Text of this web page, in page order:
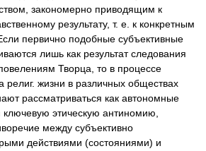
закономерно приводящим к
результату, т. е. к конкретным
первично подобные субъективные
лишь как результат следования
Творца, то в процессе
религ. жизни в различных обществах
рассматриваться как автономные
этическую антиномию,
между субъективно
действиями (состояниями) и